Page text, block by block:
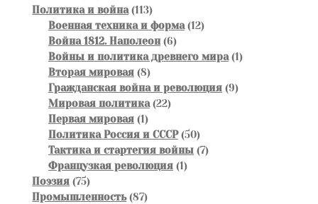
товаров
Политика и война 113113
товаров
Военная техника и форма 1212
Война 1812. Наполеон 66
товаров
Войны и политика древнего мира 11
Вторая мировая 88
товаров
Гражданская война и революция 99
Мировая политика 2222
Первая мировая 11
товар
Политика Россия и СССР 5050
товаров
Тактика и стартегия войны 77
Французкая революция 11
Поэзия 7575
товаров
Промышленность 8787